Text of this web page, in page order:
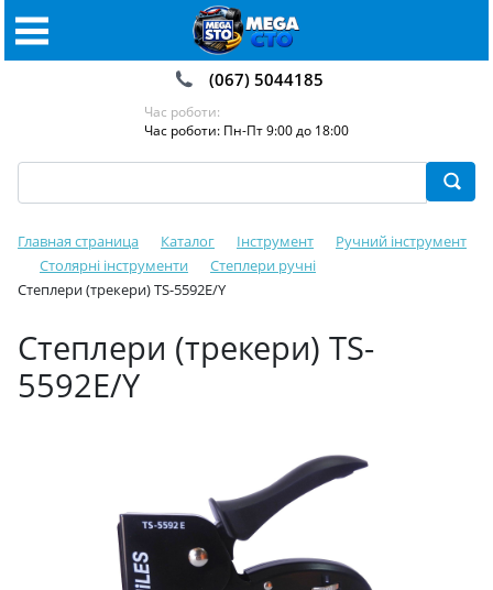
(067) 5044185
Час роботи:
Час роботи: Пн-Пт 9:00 до 18:00
Главная страница Каталог Інструмент
Ручний інструмент
Столярні інструменти
Степлери ручні
Степлери (трекери) TS-5592E/Y
Степлери (трекери) TS-
5592E/Y